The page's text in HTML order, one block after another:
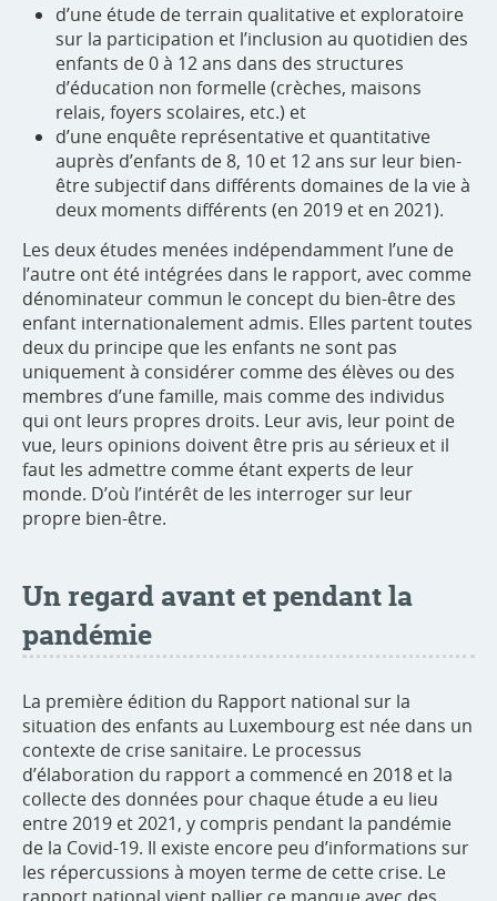
d’une étude de terrain qualitative et exploratoire
sur la participation et l’inclusion au quotidien des
enfants de 0 à 12 ans dans des structures
d’éducation non formelle (crèches, maisons
relais, foyers scolaires, etc.) et
d’une enquête représentative et quantitative
auprès d’enfants de 8, 10 et 12 ans sur leur bien-
être subjectif dans différents domaines de la vie à
deux moments différents (en 2019 et en 2021).
Les deux études menées indépendamment l’une de
l’autre ont été intégrées dans le rapport, avec comme
dénominateur commun le concept du bien-être des
enfant internationalement admis. Elles partent toutes
deux du principe que les enfants ne sont pas
uniquement à considérer comme des élèves ou des
membres d’une famille, mais comme des individus
qui ont leurs propres droits. Leur avis, leur point de
vue, leurs opinions doivent être pris au sérieux et il
faut les admettre comme étant experts de leur
monde. D’où l’intérêt de les interroger sur leur
propre bien-être.
Un regard avant et pendant la
pandémie
La première édition du Rapport national sur la
situation des enfants au Luxembourg est née dans un
contexte de crise sanitaire. Le processus
d’élaboration du rapport a commencé en 2018 et la
collecte des données pour chaque étude a eu lieu
entre 2019 et 2021, y compris pendant la pandémie
de la Covid-19. Il existe encore peu d’informations sur
les répercussions à moyen terme de cette crise. Le